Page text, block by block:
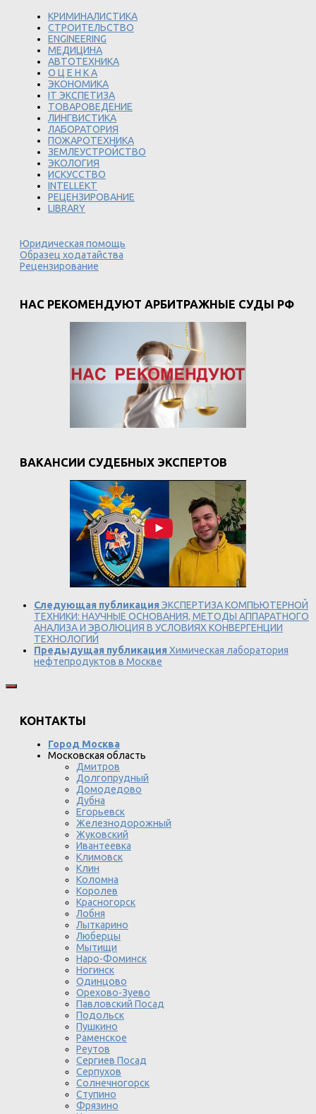
КРИМИНАЛИСТИКА
СТРОИТЕЛЬСТВО
ENGINEERING
МЕДИЦИНА
АВТОТЕХНИКА
О Ц Е Н К А
ЭКОНОМИКА
IT ЭКСПЕТИЗА
ТОВАРОВЕДЕНИЕ
ЛИНГВИСТИКА
ЛАБОРАТОРИЯ
ПОЖАРОТЕХНИКА
ЗЕМЛЕУСТРОЙСТВО
ЭКОЛОГИЯ
ИСКУССТВО
INTELLEKT
РЕЦЕНЗИРОВАНИЕ
LIBRARY
Юридическая помощь
Образец ходатайства
Рецензирование
НАС РЕКОМЕНДУЮТ АРБИТРАЖНЫЕ СУДЫ РФ
ВАКАНСИИ СУДЕБНЫХ ЭКСПЕРТОВ
Следующая публикация ЭКСПЕРТИЗА КОМПЬЮТЕРНОЙ
ТЕХНИКИ: НАУЧНЫЕ ОСНОВАНИЯ, МЕТОДЫ АППАРАТНОГО
АНАЛИЗА И ЭВОЛЮЦИЯ В УСЛОВИЯХ КОНВЕРГЕНЦИИ
ТЕХНОЛОГИЙ
Предыдущая публикация Химическая лаборатория
нефтепродуктов в Москве
КОНТАКТЫ
Город Москва
Московская область
Дмитров
Долгопрудный
Домодедово
Дубна
Егорьевск
Железнодорожный
Жуковский
Ивантеевка
Климовск
Клин
Коломна
Королев
Красногорск
Лобня
Лыткарино
Люберцы
Мытищи
Наро-Фоминск
Ногинск
Одинцово
Орехово-Зуево
Павловский Посад
Подольск
Пушкино
Раменское
Реутов
Сергиев Посад
Серпухов
Солнечногорск
Ступино
Фрязино